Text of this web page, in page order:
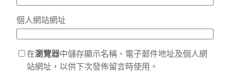
個人網站網址
在瀏覽器中儲存顯示名稱、電子郵件地址及個人網
站網址，以供下次發佈留言時使用。